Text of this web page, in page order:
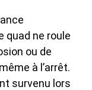
quad ne roule
ou de
à l’arrêt.
survenu lors